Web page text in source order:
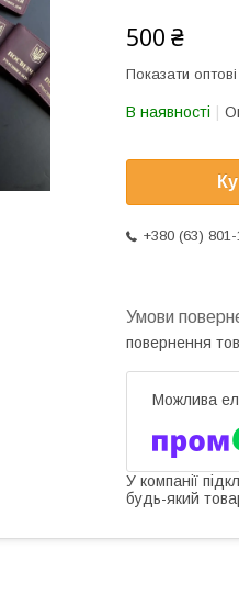
500 ₴
Показати оптові
В наявності
+380 (63)
повернення
У компанії
будь-який